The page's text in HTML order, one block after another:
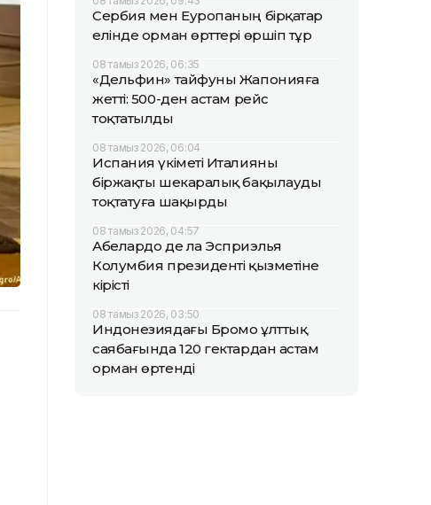
Сербия мен Еуропаның бірқатар
елінде орман өрттері өршіп тұр
08 тамыз 2026, 06:35
«Дельфин» тайфуны Жапонияға
жетті: 500-ден астам рейс
тоқтатылды
08 тамыз 2026, 06:04
Испания үкіметі Италияны
біржақты шекаралық бақылауды
тоқтатуға шақырды
08 тамыз 2026, 04:57
Абелардо де ла Эсприэлья
Колумбия президенті қызметіне
кірісті
08 тамыз 2026, 03:50
Индонезиядағы Бромо ұлттық
саябағында 120 гектардан астам
орман өртенді